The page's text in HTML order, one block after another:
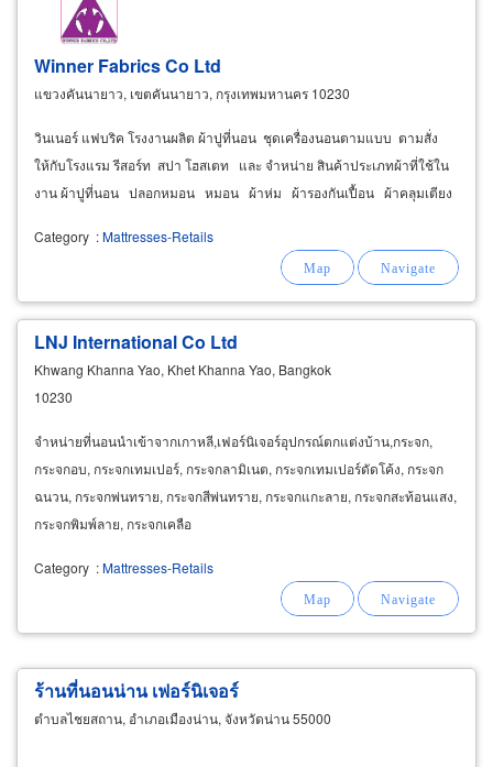
Winner Fabrics Co Ltd
แขวงคันนายาว, เขตคันนายาว, กรุงเทพมหานคร 10230
วินเนอร์ แฟบริค โรงงานผลิต ผ้าปูที่นอน ชุดเครื่องนอนตามแบบ ตามสั่ง
ให้กับโรงแรม รีสอร์ท สปา โฮสเตท และ จำหน่าย สินค้าประเภทผ้าที่ใช้ใน
งาน ผ้าปูที่นอน ปลอกหมอน หมอน ผ้าห่ม ผ้ารองกันเปื้อน ผ้าคลุมเตียง
Category :Mattresses-Retails
LNJ International Co Ltd
Khwang Khanna Yao, Khet Khanna Yao, Bangkok
10230
จำหน่ายที่นอนนำเข้าจากเกาหลี,เฟอร์นิเจอร์อุปกรณ์ตกแต่งบ้าน,กระจก,
กระจกอบ, กระจกเทมเปอร์, กระจกลามิเนต, กระจกเทมเปอร์ดัดโค้ง, กระจก
ฉนวน, กระจกพ่นทราย, กระจกสีพ่นทราย, กระจกแกะลาย, กระจกสะท้อนแสง,
กระจกพิมพ์ลาย, กระจกเคลือ
Category :Mattresses-Retails
ร้านที่นอนน่าน เฟอร์นิเจอร์
ตำบลไชยสถาน, อำเภอเมืองน่าน, จังหวัดน่าน 55000